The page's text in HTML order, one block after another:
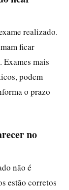
realizado.
ficar
Exames mais
podem
o prazo
no
não é
estão corretos